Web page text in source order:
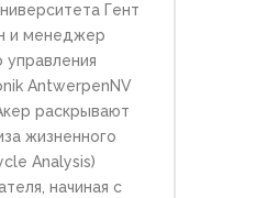
Гент
и менеджер
управления
AntwerpenNV
раскрывают
жизненного
Analysis)
начиная с